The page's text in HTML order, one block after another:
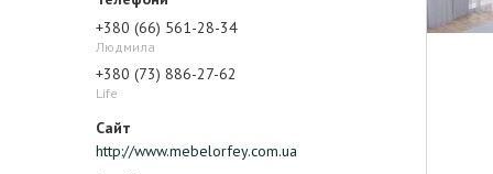
+380 (66) 561-28-34
Людмила
+380 (73) 886-27-62
Life
http://www.mebelorfey.com.ua